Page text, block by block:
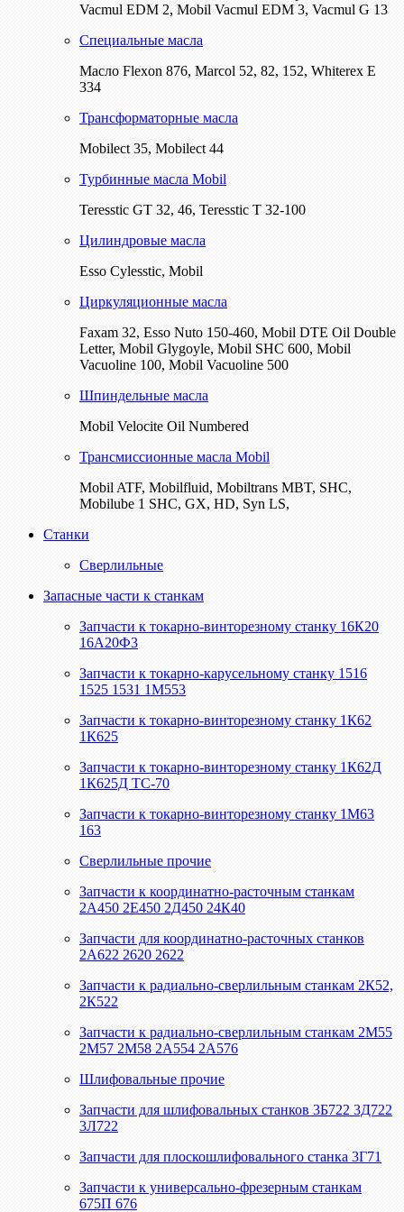
Vacmul EDM 2, Mobil Vacmul EDM 3, Vacmul G 13
Специальные масла
Масло Flexon 876, Marcol 52, 82, 152, Whiterex E
334
Трансформаторные масла
Mobilect 35, Mobilect 44
Турбинные масла Mobil
Teresstic GT 32, 46, Teresstic T 32-100
Цилиндровые масла
Esso Cylesstic, Mobil
Циркуляционные масла
Faxam 32, Esso Nuto 150-460, Mobil DTE Oil Double
Letter, Mobil Glygoyle, Mobil SHC 600, Mobil
Vacuoline 100, Mobil Vacuoline 500
Шпиндельные масла
Mobil Velocite Oil Numbered
Трансмиссионные масла Mobil
Mobil ATF, Mobilfluid, Mobiltrans MBT, SHC,
Mobilube 1 SHC, GX, HD, Syn LS,
Станки
Сверлильные
Запасные части к станкам
Запчасти к токарно-винторезному станку 16К20
16А20Ф3
Запчасти к токарно-карусельному станку 1516
1525 1531 1М553
Запчасти к токарно-винторезному станку 1К62
1К625
Запчасти к токарно-винторезному станку 1К62Д
1К625Д ТС-70
Запчасти к токарно-винторезному станку 1М63
163
Сверлильные прочие
Запчасти к координатно-расточным станкам
2А450 2Е450 2Д450 24К40
Запчасти для координатно-расточных станков
2А622 2620 2622
Запчасти к радиально-сверлильным станкам 2К52,
2К522
Запчасти к радиально-сверлильным станкам 2М55
2М57 2М58 2А554 2А576
Шлифовальные прочие
Запчасти для шлифовальных станков 3Б722 3Д722
3Л722
Запчасти для плоскошлифовального станка 3Г71
Запчасти к универсально-фрезерным станкам
675П 676